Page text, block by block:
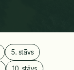
5. stāvs
10. stāvs